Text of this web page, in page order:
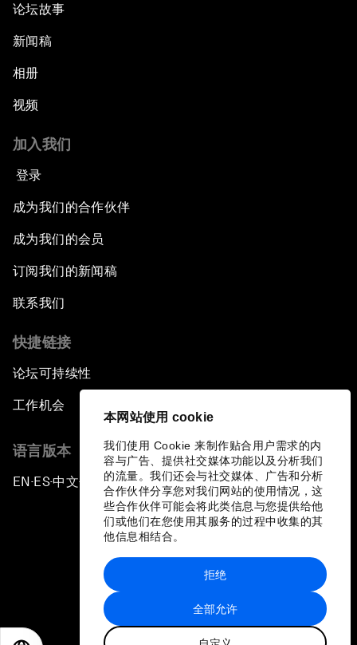
本网站使用 cookie
我们使用 Cookie 来制作贴合用户需求的内
容与广告、提供社交媒体功能以及分析我们
的流量。我们还会与社交媒体、广告和分析
合作伙伴分享您对我们网站的使用情况，这
些合作伙伴可能会将此类信息与您提供给他
们或他们在您使用其服务的过程中收集的其
他信息相结合。
全部允许
拒绝
论坛故事
新闻稿
相册
视频
加入我们
登录
成为我们的合作伙伴
成为我们的会员
订阅我们的新闻稿
联系我们
快捷链接
论坛可持续性
工作机会
语言版本
EN ▪ES▪中文▪ 日本語
站点地图